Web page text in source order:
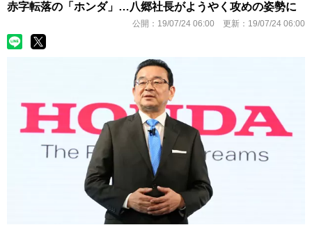
赤字転落の「ホンダ」…八郷社長がようやく攻めの姿勢に
公開： 19/07/24 06:00 更新： 19/07/24 06:00